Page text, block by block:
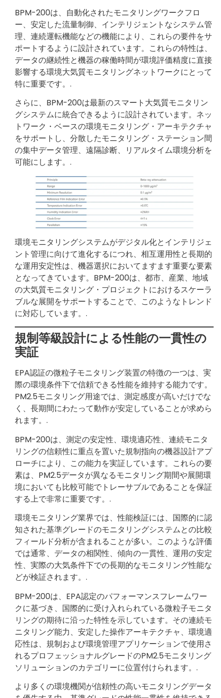
BPM-200は、自動化されたモニタリングワークフロ
ー、安定した流量制御、インテリジェントなシステム管
理、連続運転機能などの機能により、これらの要件をサ
ポートするように設計されています。これらの特性は、
データの継続性と機器の稼働時間が環境評価精度に直接
影響する環境大気質モニタリングネットワークにとって
特に重要です。.
さらに、BPM-200は最新のスマート大気質モニタリン
グシステムに統合できるように設計されています。ネッ
トワーク・ベースの環境モニタリング・アーキテクチャ
をサポートし、分散したモニタリング・ステーション間
の集中データ管理、遠隔診断、リアルタイム環境分析を
可能にします。.
環境モニタリングシステムがデジタル化とインテリジェ
ント管理に向けて進化するにつれ、相互運用性と長期的
な運用安定性は、機器選択においてますます重要な要素
となってきています。BPM-200は、都市、産業、地域
の大気質モニタリング・プロジェクトにおけるスケーラ
ブルな展開をサポートすることで、このようなトレンド
に対応しています。.
規制等級設計による性能の一貫性の
実証
EPA認証の微粒子モニタリング装置の特徴の一つは、実
際の環境条件下で信頼できる性能を維持する能力です。
PM2.5モニタリング用途では、測定感度が高いだけでな
く、長期間にわたって動作が安定していることが求めら
れます。.
BPM-200は、測定の安定性、環境適応性、連続モニタ
リングの信頼性に重点を置いた規制指向の機器設計アプ
ローチにより、この能力を実証しています。これらの要
素は、PM2.5データが異なるモニタリング期間や展開環
境においても比較可能でトレーサブルであることを保証
する上で非常に重要です。.
環境モニタリング業界では、性能検証には、国際的に認
知された基準グレードのモニタリングシステムとの比較
フィールド分析が含まれることが多い。このような評価
では通常、データの相関性、傾向の一貫性、運用の安定
性、実際の大気条件下での長期的なモニタリング性能な
どが検証されます。.
BPM-200は、EPA認定のパフォーマンスフレームワー
クに基づき、国際的に受け入れられている微粒子モニタ
リングの期待に沿った特性を示しています。その連続モ
ニタリング能力、安定した操作アーキテクチャ、環境適
応性は、規制および環境管理アプリケーションで使用さ
れるプロフェッショナルグレードのPM2.5モニタリング
ソリューションのカテゴリーに位置付けられます。.
より多くの環境機関が信頼性の高いモニタリングデータ